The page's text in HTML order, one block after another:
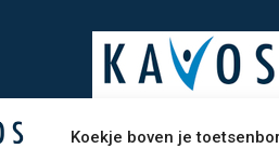
Koekje boven je